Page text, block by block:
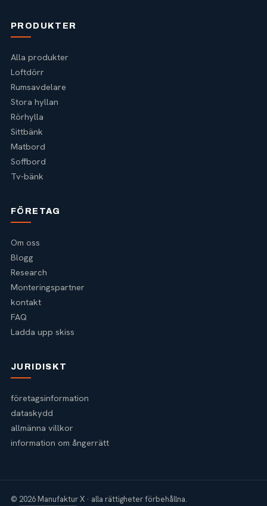
PRODUKTER
Alla produkter
Loftdörr
Rumsavdelare
Stora hyllan
Rörhylla
Sittbänk
Matbord
Soffbord
Tv-bänk
FÖRETAG
Om oss
Blogg
Research
Monteringspartner
kontakt
FAQ
Ladda upp skiss
JURIDISKT
företagsinformation
dataskydd
allmänna villkor
information om ångerrätt
© 2026 Manufaktur X · alla rättigheter förbehållna.